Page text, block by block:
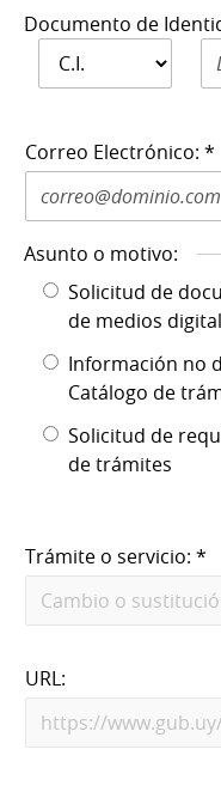
Documento de
Documento de
Identidad: *
Correo Electrónico: *
Asunto o motivo:
Solicitud de
de medios
Información no
Catálogo de
Solicitud de
de trámites
Trámite o servicio: *
URL: